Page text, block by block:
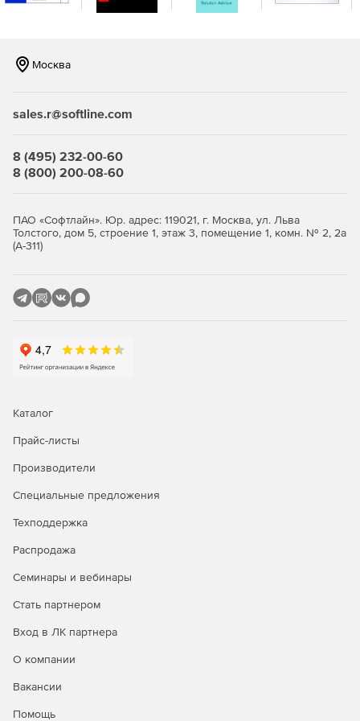
конструкций и исследуемых режимов.
электронных компонентов, печатных плат и
анализа FloMaster и Amesim.
на рабочей станции и на одном узле вычислительного
Москва
sales.r@softline.com
8 (495) 232-00-60
8 (800) 200-08-60
ПАО «Софтлайн». Юр. адрес: 119021, г. Москва, ул. Льва
Толстого, дом 5, строение 1, этаж 3, помещение 1, комн. № 2, 2а
(А-311)
Каталог
Прайс-листы
Производители
Специальные предложения
Техподдержка
Распродажа
Семинары и вебинары
Стать партнером
Вход в ЛК партнера
О компании
Вакансии
Помощь